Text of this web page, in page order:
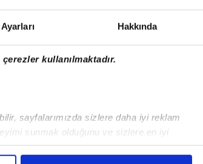
Hakkında
kullanılmaktadır.
sayfalarımızda sizlere daha iyi reklam
sunmak olduğunu ve sizlere en iyi
reklamların maliyetlerimizi karşılamak